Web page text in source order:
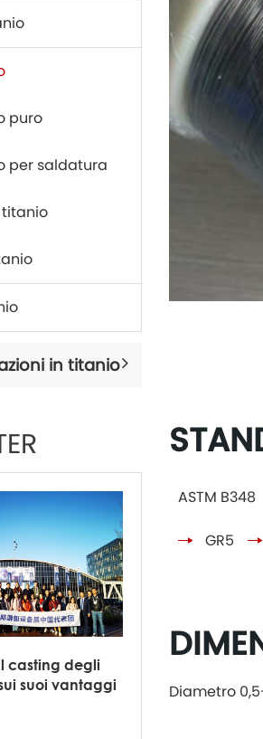
puro
per saldatura
titanio
in titanio
casting degli
suoi vantaggi
ASTM B348
GR5
Diametro